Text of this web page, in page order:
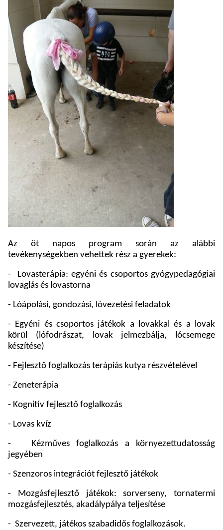
Az öt napos program során az alábbi
tevékenységekben vehettek rész a gyerekek:
-
Lovasterápia: egyéni és csoportos gyógypedagógiai
lovaglás és lovastorna
- Lóápolási, gondozási, lóvezetési feladatok
- Egyéni és csoportos játékok a lovakkal és a lovak
körül (lófodrászat, lovak jelmezbálja, lócsemege
készítése)
- Fejlesztő foglalkozás terápiás kutya részvételével
- Zeneterápia
- Kognitív fejlesztő foglalkozás
- Lovas kvíz
-
Kézműves foglalkozás a környezettudatosság
jegyében
- Szenzoros integrációt fejlesztő játékok
- Mozgásfejlesztő játékok: sorverseny, tornatermi
mozgásfejlesztés, akadálypálya teljesítése
- Szervezett, játékos szabadidős foglalkozások.